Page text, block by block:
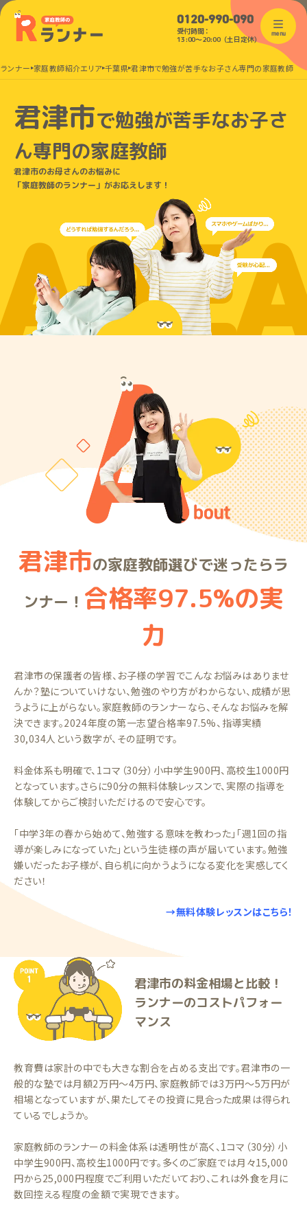
0120-990-090
受付時間：
13:00〜20:00（土日定休）
menu
ンナー 家庭教師紹介エリア 千葉県 君津市で勉強が苦手なお子さん専門の家庭教師
君津市で勉強が苦手なお子さ
ん専門の家庭教師
君津市のお母さんのお悩みに
「家庭教師のランナー」がお応えします！
君津市の家庭教師選びで迷ったらラ
ンナー！ 合格率97.5%の実
力
君津市の保護者の皆様、お子様の学習でこんなお悩みはありませ
んか？塾についていけない、勉強のやり方がわからない、成績が思
うように上がらない。家庭教師のランナーなら、そんなお悩みを解
決できます。2024年度の第一志望合格率97.5%、指導実績
30,034人という数字が、その証明です。
料金体系も明確で、1コマ（30分）小中学生900円、高校生1000円
となっています。さらに90分の無料体験レッスンで、実際の指導を
体験してからご検討いただけるので安心です。
「中学3年の春から始めて、勉強する意味を教わった」「週1回の指
導が楽しみになっていた」という生徒様の声が届いています。勉強
嫌いだったお子様が、自ら机に向かうようになる変化を実感してく
ださい！
→無料体験レッスンはこちら！
君津市の料金相場と比較！
ランナーのコストパフォー
マンス
教育費は家計の中でも大きな割合を占める支出です。君津市の一
般的な塾では月額2万円〜4万円、家庭教師では3万円〜5万円が
相場となっていますが、果たしてその投資に見合った成果は得られ
ているでしょうか。
家庭教師のランナーの料金体系は透明性が高く、1コマ（30分）小
中学生900円、高校生1000円です。多くのご家庭では月々15,000
円から25,000円程度でご利用いただいており、これは外食を月に
数回控える程度の金額で実現できます。